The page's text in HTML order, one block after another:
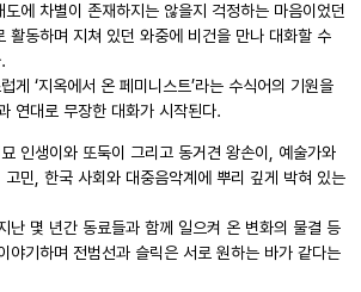
에 차별이 존재하지는 않을지 걱정하는 마음이었던
활동하며 지쳐 있던 와중에 비건을 만나 대화할 수
게 ‘지옥에서 온 페미니스트’라는 수식어의 기원을
연대로 무장한 대화가 시작된다.
인생이와 또둑이 그리고 동거견 왕손이, 예술가와
민, 한국 사회와 대중음악계에 뿌리 깊게 박혀 있는
난 몇 년간 동료들과 함께 일으켜 온 변화의 물결 등
야기하며 전범선과 슬릭은 서로 원하는 바가 같다는